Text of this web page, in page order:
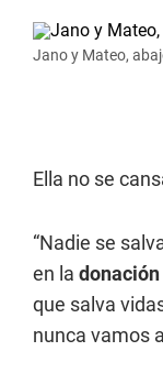
Jano y Mateo,
Ella no se
“Nadie se
en la donación
que salva
nunca vamos